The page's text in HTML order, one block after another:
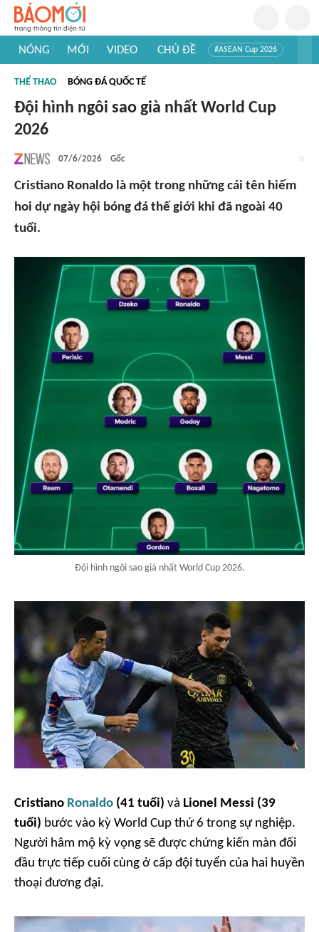
NÓNG MỚI VIDEO CHỦ ĐỀ #ASEAN Cup 2026
#Khám phá thế giới
THỂ THAO BÓNG ĐÁ QUỐC TẾ
Đội hình ngôi sao già nhất World Cup
2026
07/6/2026 Gốc
Cristiano Ronaldo là một trong những cái tên hiếm
hoi dự ngày hội bóng đá thế giới khi đã ngoài 40
tuổi.
Đội hình ngôi sao già nhất World Cup 2026.
Cristiano Ronaldo (41 tuổi) và Lionel Messi (39
tuổi) bước vào kỳ World Cup thứ 6 trong sự nghiệp.
Người hâm mộ kỳ vọng sẽ được chứng kiến màn đối
đầu trực tiếp cuối cùng ở cấp đội tuyển của hai huyền
thoại đương đại.